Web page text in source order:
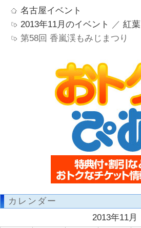
名古屋イベント
2013年11月のイベント
／ 紅葉
第58回 香嵐渓もみじまつり
カレンダー
2013年11月